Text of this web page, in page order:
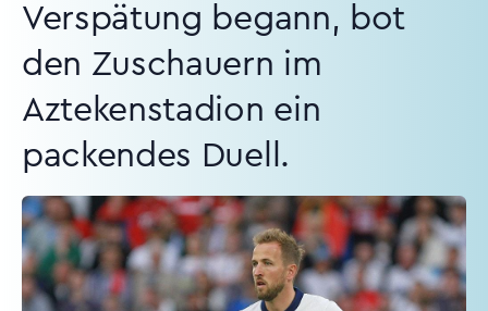
Verspätung begann, bot
den Zuschauern im
Aztekenstadion ein
packendes Duell.